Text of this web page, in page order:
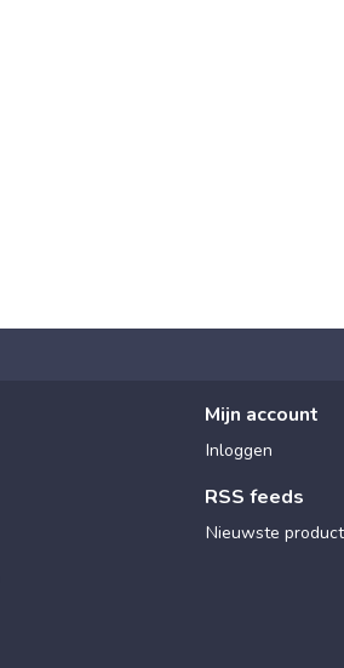
Mijn account
Inloggen
RSS feeds
Nieuwste